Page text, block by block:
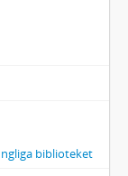
biblioteket